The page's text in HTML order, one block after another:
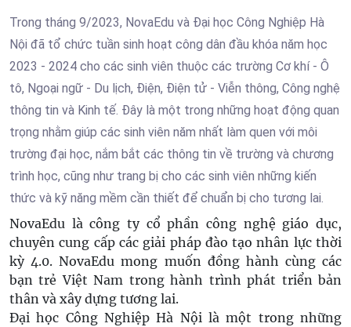
Trong tháng 9/2023, NovaEdu và Đại học Công Nghiệp Hà
Nội đã tổ chức tuần sinh hoạt công dân đầu khóa năm học
2023 - 2024 cho các sinh viên thuộc các trường Cơ khí - Ô
tô, Ngoại ngữ - Du lịch, Điện, Điện tử - Viễn thông, Công nghệ
thông tin và Kinh tế. Đây là một trong những hoạt động quan
trọng nhằm giúp các sinh viên năm nhất làm quen với môi
trường đại học, nắm bắt các thông tin về trường và chương
trình học, cũng như trang bị cho các sinh viên những kiến
thức và kỹ năng mềm cần thiết để chuẩn bị cho tương lai.
NovaEdu là công ty cổ phần công nghệ giáo dục,
chuyên cung cấp các giải pháp đào tạo nhân lực thời
kỳ 4.0. NovaEdu mong muốn đồng hành cùng các
bạn trẻ Việt Nam trong hành trình phát triển bản
thân và xây dựng tương lai.
Đại học Công Nghiệp Hà Nội là một trong những